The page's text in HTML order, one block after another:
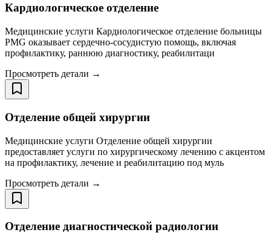
Кардиологическое отделение
Медицинские услуги Кардиологическое отделение больницы
PMG оказывает сердечно-сосудистую помощь, включая
профилактику, раннюю диагностику, реабилитаци
Просмотреть детали →
Отделение общей хирургии
Медицинские услуги Отделение общей хирургии
предоставляет услуги по хирургическому лечению с акцентом
на профилактику, лечение и реабилитацию под муль
Просмотреть детали →
Отделение диагностической радиологии